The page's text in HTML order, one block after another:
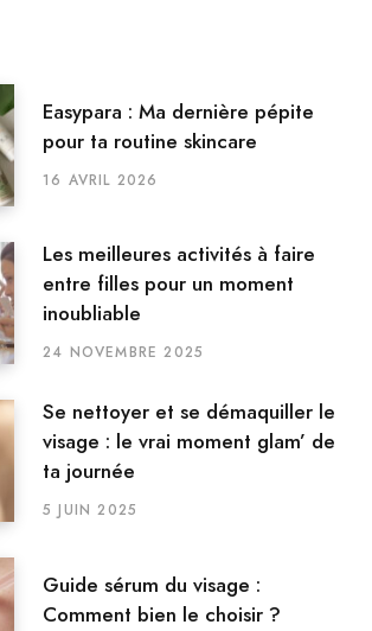
Easypara : Ma dernière pépite
pour ta routine skincare
16 AVRIL 2026
Les meilleures activités à faire
entre filles pour un moment
inoubliable
24 NOVEMBRE 2025
Se nettoyer et se démaquiller le
visage : le vrai moment glam’ de
ta journée
5 JUIN 2025
Guide sérum du visage :
Comment bien le choisir ?